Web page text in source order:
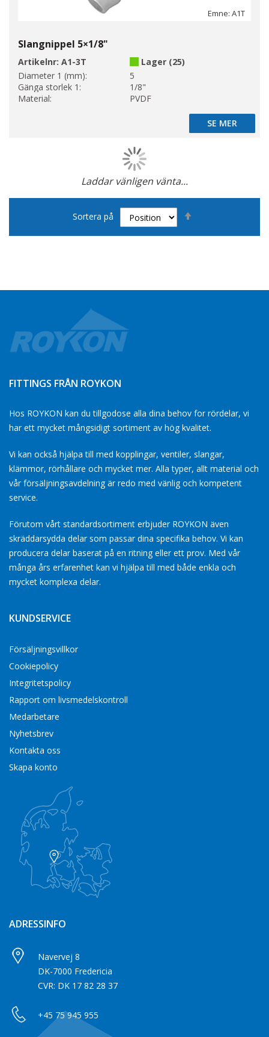
Emne: A1T
Slangnippel 5×1/8"
Artikelnr: A1-3T
Lager (25)
Diameter 1 (mm):
5
Gänga storlek 1:
1/8"
Material:
PVDF
SE MER
SE MER
Laddar vänligen vänta...
Page
Sortera på
FITTINGS FRÅN ROYKON
Hos ROYKON kan du tillgodose alla dina behov for rördelar, vi
har ett mycket mångsidigt sortiment av hög kvalitet.
Vi kan också hjälpa till med kopplingar, ventiler, slangar,
klämmor, rörhållare och mycket mer. Alla typer, allt material och
vår försäljningsavdelning är redo med vänlig och kompetent
service.
Förutom vårt standardsortiment erbjuder ROYKON även
skräddarsydda delar som passar dina specifika behov. Vi kan
producera delar baserat på en ritning eller ett prov. Med vår
många års erfarenhet kan vi hjälpa till med både enkla och
mycket komplexa delar.
KUNDSERVICE
Försäljningsvillkor
Cookiepolicy
Integritetspolicy
Rapport om livsmedelskontroll
Medarbetare
Nyhetsbrev
Kontakta oss
Skapa konto
ADRESSINFO
Navervej 8
DK-7000 Fredericia
CVR: DK 17 82 28 37
+45 75 945 955